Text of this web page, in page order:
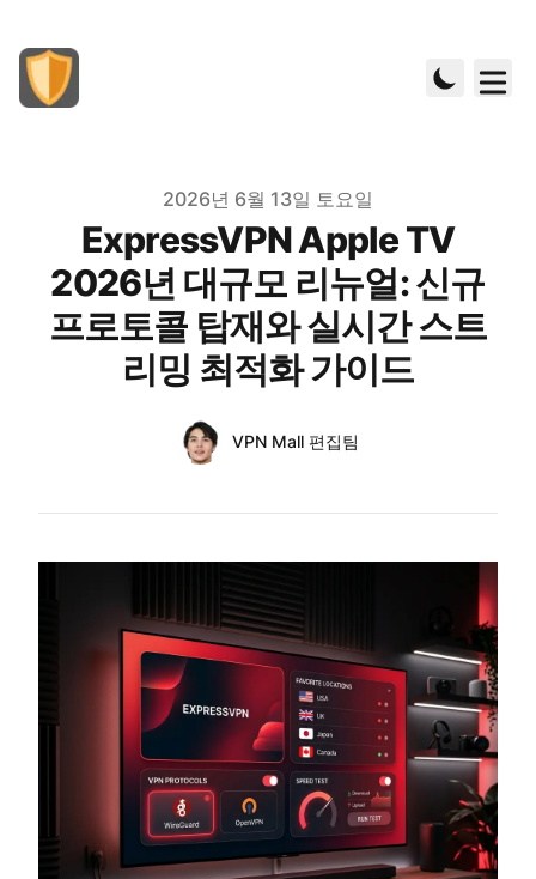
2026년 6월 13일 토요일
ExpressVPN Apple TV
2026년 대규모 리뉴얼: 신규
프로토콜 탑재와 실시간 스트
리밍 최적화 가이드
Name
VPN Mall 편집팀